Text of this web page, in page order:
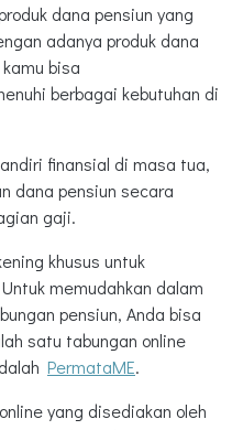
dana pensiun yang
adanya produk dana
bisa
berbagai kebutuhan di
finansial di masa tua,
dana pensiun secara
gaji.
khusus untuk
memudahkan dalam
pensiun, Anda bisa
satu tabungan online
PermataME.
yang disediakan oleh